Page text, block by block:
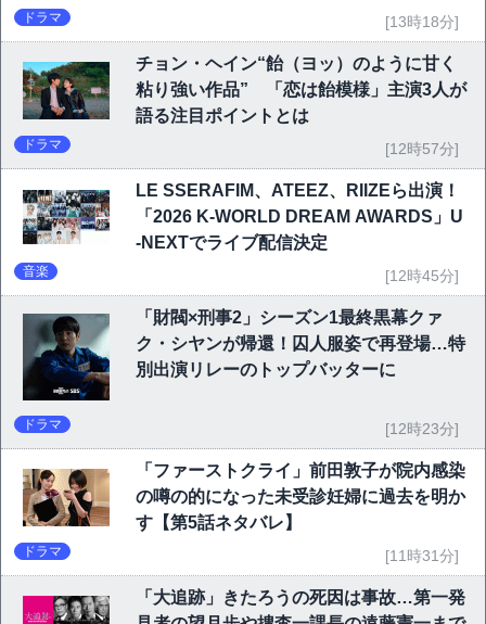
ドラマ [13時18分]
チョン・ヘイン“飴（ヨッ）のように甘く
粘り強い作品” 「恋は飴模様」主演3人が
語る注目ポイントとは
ドラマ [12時57分]
LE SSERAFIM、ATEEZ、RIIZEら出演！
「2026 K-WORLD DREAM AWARDS」U
-NEXTでライブ配信決定
音楽 [12時45分]
「財閥×刑事2」シーズン1最終黒幕クァ
ク・シヤンが帰還！囚人服姿で再登場…特
別出演リレーのトップバッターに
ドラマ [12時23分]
「ファーストクライ」前田敦子が院内感染
の噂の的になった未受診妊婦に過去を明か
す【第5話ネタバレ】
ドラマ [11時31分]
「大追跡」きたろうの死因は事故…第一発